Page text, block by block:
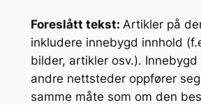
Foreslått tekst: Artikler på
inkludere innebygd innhold
bilder, artikler osv.).
andre nettsteder oppfører
samme måte som om den